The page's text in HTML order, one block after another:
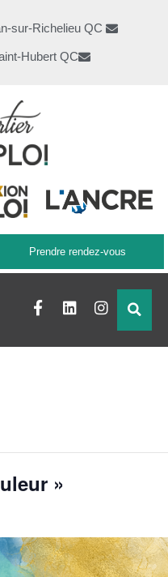
sur-Richelieu QC
Hubert QC
Prendre rendez-vous
»